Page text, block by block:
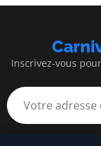
Inscrivez-vous